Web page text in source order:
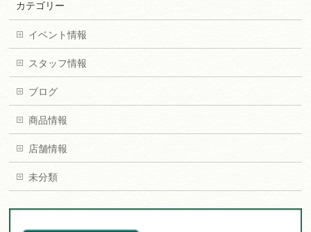
カテゴリー
イベント情報
スタッフ情報
ブログ
商品情報
店舗情報
未分類